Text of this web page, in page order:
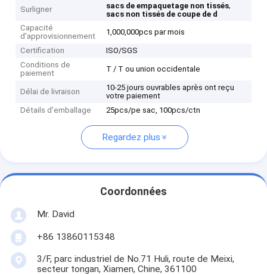
Surligner sacs de empaquetage non tissés,
sacs non tissés de coupe de d
Capacité
d'approvisionnement
1,000,000pcs par mois
Certification
ISO/SGS
Conditions de
paiement
T / T ou union occidentale
Délai de livraison
10-25 jours ouvrables après ont reçu
votre paiement
Détails d'emballage
25pcs/pe sac, 100pcs/ctn
Regardez plus
Coordonnées
Mr. David
+86 13860115348
3/F, parc industriel de No.71 Huli, route de Meixi,
secteur tongan, Xiamen, Chine, 361100